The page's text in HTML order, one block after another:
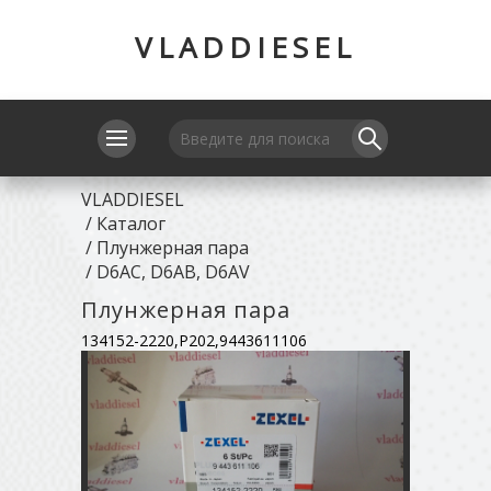
VLADDIESEL
VLADDIESEL
/ Каталог
/ Плунжерная пара
/ D6AC, D6AB, D6AV
Плунжерная пара
134152-2220,P202,9443611106